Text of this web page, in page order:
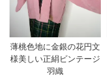
薄桃色地に金銀の花円文
様美しい正絹ビンテージ
羽織